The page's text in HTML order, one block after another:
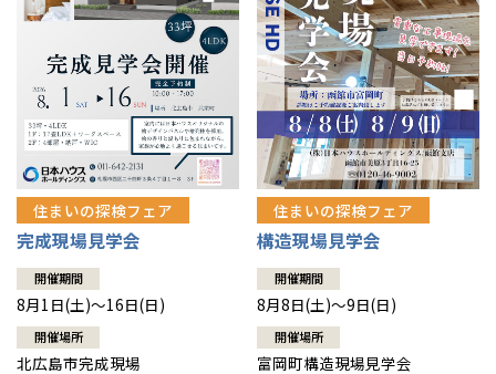
1メーターモジュール
冷暖房標準装備
24時間対応コールセンター
デザイン賞各種受賞
セントラルヒーティング
暮らし方提案
住まいのコラム
住まいのお手入れ集
介護保険利用で快適リフォーム
展示場案内
分譲マンション トップ
ワザックとは
高い信頼性
安心の管理体制
ギャラリー
会社情報
会社情報 トップ
ニュースリリース
代表ごあいさつ
企業理念
お問い合わせ
会員サイト
住まいの探検フェア
完成現場見学会
開催期間
8月1日(土)～16日(日)
開催場所
北広島市完成現場
住まいの探検フェア
構造現場見学会
開催期間
8月8日(土)～9日(日)
開催場所
富岡町構造現場見学会